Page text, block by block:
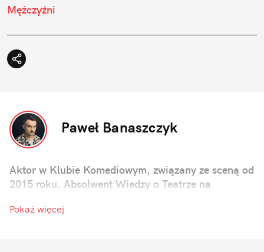
Mężczyźni
Paweł Banaszczyk
Aktor w Klubie Komediowym, związany ze sceną od
2015 roku. Absolwent Wiedzy o Teatrze na
Warszawie. Autor skeczy i scenariuszy filmów
Pokaż więcej